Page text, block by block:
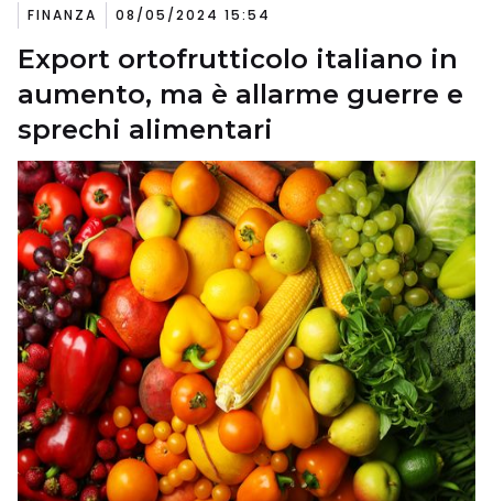
FINANZA 08/05/2024 15:54
Export ortofrutticolo italiano in
aumento, ma è allarme guerre e
sprechi alimentari